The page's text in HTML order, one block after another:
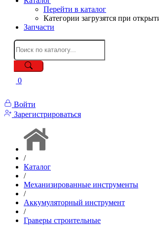
Перейти в каталог
Категории загрузятся при
Запчасти
0
Войти
Зарегистрироваться
/
Каталог
/
Механизированные инструменты
/
Аккумуляторный инструмент
/
Граверы строительные